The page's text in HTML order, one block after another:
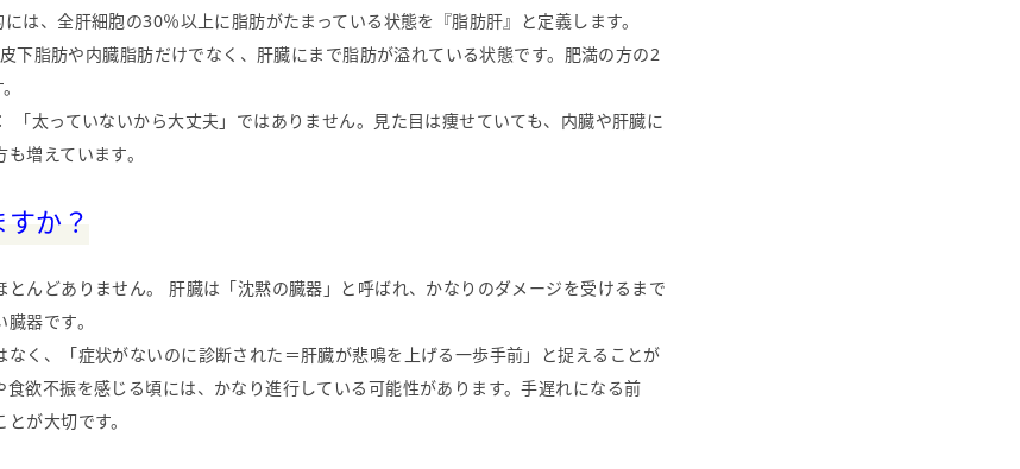
は、全肝細胞の30％以上に脂肪がたまっている状態を『脂肪肝』と定義します。
下脂肪や内臓脂肪だけでなく、肝臓にまで脂肪が溢れている状態です。肥満の方の2
「太っていないから大丈夫」ではありません。見た目は痩せていても、内臓や肝臓に
増えています。
か？
んどありません。 肝臓は「沈黙の臓器」と呼ばれ、かなりのダメージを受けるまで
器です。
なく、「症状がないのに診断された＝肝臓が悲鳴を上げる一歩手前」と捉えることが
欲不振を感じる頃には、かなり進行している可能性があります。手遅れになる前
が大切です。